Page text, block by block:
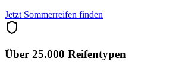
Jetzt Sommerreifen finden
Über 25.000 Reifentypen